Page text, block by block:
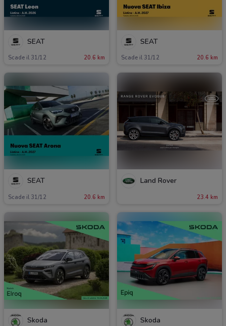
SEAT
Scade il 31/12 20.6 km
SEAT
Scade il 31/12 20.6 km
SEAT
Scade il 31/12 20.6 km
Land Rover
23.4 km
Skoda Skoda